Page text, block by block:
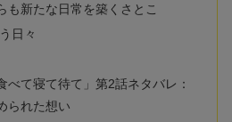
も新たな日常を築くさとこ
日々
べて寝て待て」第2話ネタバレ：
られた想い